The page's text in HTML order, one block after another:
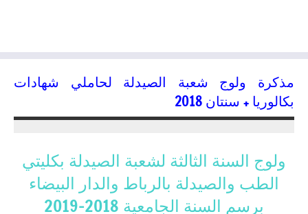
مذكرة ولوج شعبة الصيدلة لحاملي شهادات
بكالوريا + سنتان 2018
ولوج السنة الثالثة لشعبة الصيدلة بكليتي
الطب والصيدلة بالرباط والدار البيضاء
برسم السنة الجامعية 2018-2019